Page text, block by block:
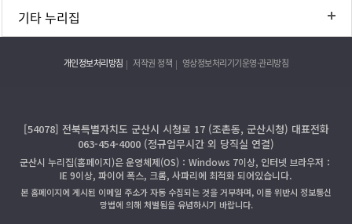
기타 누리집
개인정보처리방침 저작권 정책 영상정보처리기기운영·관리방침
[54078] 전북특별자치도 군산시 시청로 17 (조촌동, 군산시청) 대표전화
063-454-4000 (정규업무시간 외 당직실 연결)
군산시 누리집(홈페이지)은 운영체제(OS)：Windows 7이상, 인터넷 브라우저：
IE 9이상, 파이어 폭스, 크롬, 사파리에 최적화 되어있습니다.
본 홈페이지에 게시된 이메일 주소가 자동 수집되는 것을 거부하며, 이를 위반시 정보통신
망법에 의해 처벌됨을 유념하시기 바랍니다.